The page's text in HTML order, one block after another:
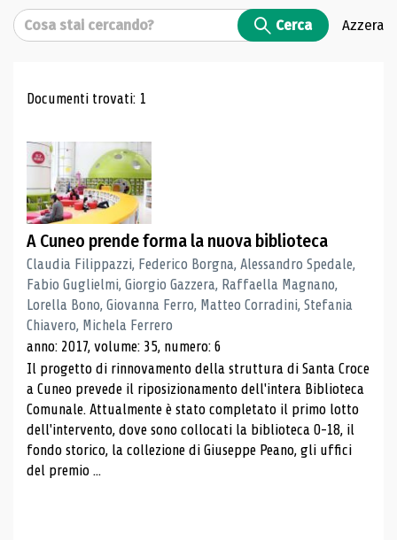
Cerca Cerca Azzera
Risultati di ricerca
Documenti trovati: 1
A Cuneo prende forma la nuova biblioteca
Claudia Filippazzi, Federico Borgna, Alessandro Spedale,
Fabio Guglielmi, Giorgio Gazzera, Raffaella Magnano,
Lorella Bono, Giovanna Ferro, Matteo Corradini, Stefania
Chiavero, Michela Ferrero
anno: 2017, volume: 35, numero: 6
Il progetto di rinnovamento della struttura di Santa Croce
a Cuneo prevede il riposizionamento dell'intera Biblioteca
Comunale. Attualmente è stato completato il primo lotto
dell'intervento, dove sono collocati la biblioteca 0-18, il
fondo storico, la collezione di Giuseppe Peano, gli uffici
del premio ...